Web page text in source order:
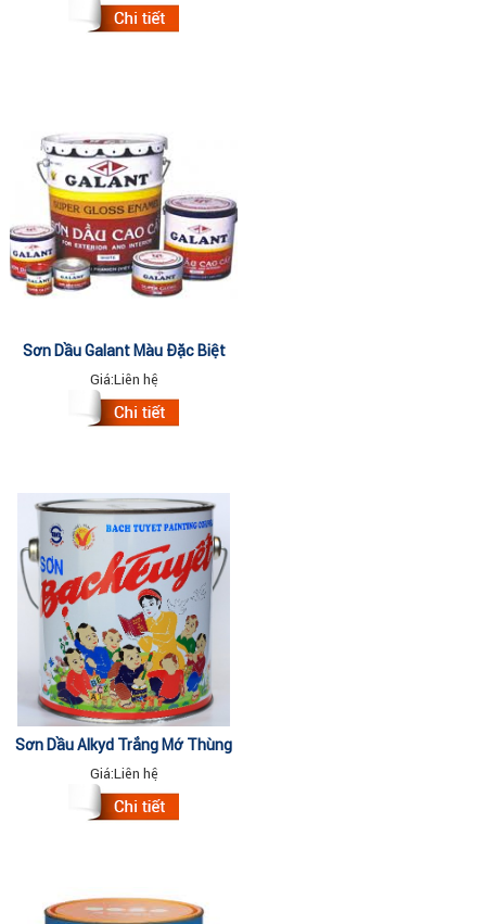
Sơn Dầu Galant Màu Đặc Biệt
17.5Lit
Giá:Liên hệ
Sơn Dầu Alkyd Trắng Mờ Thùng
18kg
Giá:Liên hệ